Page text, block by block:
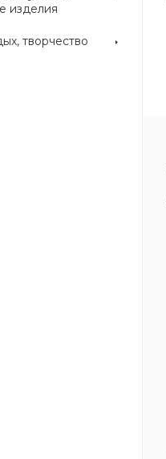
изделия
творчество